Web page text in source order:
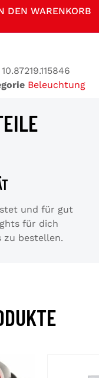
DEN WARENKORB
10.87219.115846
Beleuchtung
und für gut
für dich
zu bestellen.